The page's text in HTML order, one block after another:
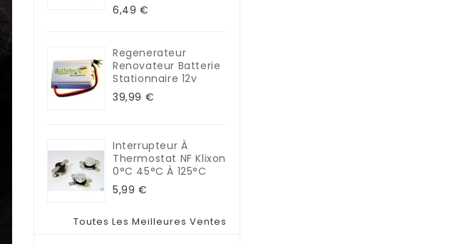
6,49 €
Regenerateur
Renovateur Batterie
Stationnaire 12v
39,99 €
Interrupteur À
Thermostat NF Klixon
0°C 45°C À 125°C
5,99 €
Toutes Les Meilleures Ventes